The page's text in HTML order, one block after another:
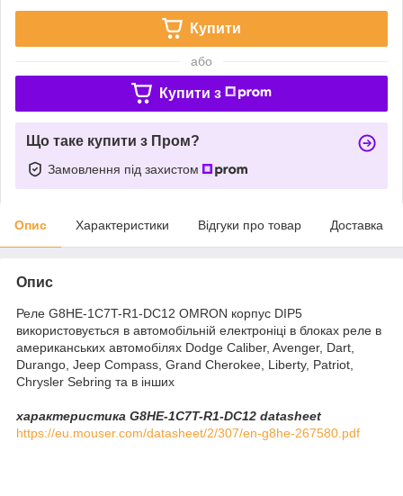
Купити
або
Купити з
Що таке купити з Пром?
Замовлення під захистом
Опис Характеристики Відгуки про товар Доставка
Опис
Реле G8HE-1C7T-R1-DC12 OMRON корпус DIP5
використовується в автомобільній електроніці в блоках реле в
американських автомобілях Dodge Caliber, Avenger, Dart,
Durango, Jeep Compass, Grand Cherokee, Liberty, Patriot,
Chrysler Sebring та в інших
характеристика G8HE-1C7T-R1-DC12 datasheet
https://eu.mouser.com/datasheet/2/307/en-g8he-267580.pdf